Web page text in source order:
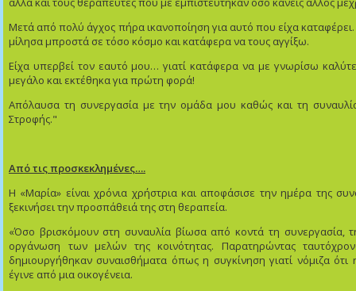
Μετά από πολύ άγχος πήρα ικανοποίηση για αυτό που είχα
μίλησα μπροστά σε τόσο κόσμο και κατάφερα να τους αγγίξω.
Είχα υπερβεί τον εαυτό μου… γιατί κατάφερα να με γνωρίσω
μεγάλο και εκτέθηκα για πρώτη φορά!
Απόλαυσα τη συνεργασία με την ομάδα μου καθώς και τη
Στροφής."
Από τις προσκεκλημένες….
Η «Μαρία» είναι χρόνια χρήστρια και αποφάσισε την ημέρα της
ξεκινήσει την προσπάθειά της στη θεραπεία.
«Όσο βρισκόμουν στη συναυλία βίωσα από κοντά τη συνεργασία,
οργάνωση των μελών της κοινότητας. Παρατηρώντας
δημιουργήθηκαν συναισθήματα όπως η συγκίνηση γιατί νόμιζα ότι
έγινε από μια οικογένεια.